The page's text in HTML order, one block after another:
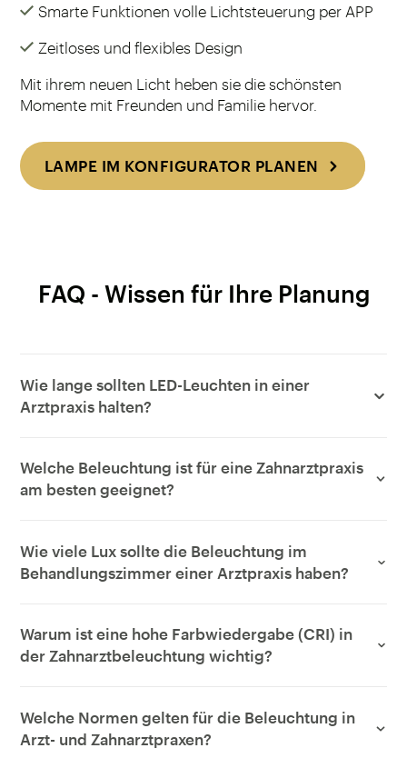
Smarte Funktionen volle Lichtsteuerung per APP
Zeitloses und flexibles Design
Mit ihrem neuen Licht heben sie die schönsten
Momente mit Freunden und Familie hervor.
LAMPE IM KONFIGURATOR PLANEN
FAQ - Wissen für Ihre Planung
Wie lange sollten LED-Leuchten in einer
Arztpraxis halten?
Welche Beleuchtung ist für eine Zahnarztpraxis
am besten geeignet?
Wie viele Lux sollte die Beleuchtung im
Behandlungszimmer einer Arztpraxis haben?
Warum ist eine hohe Farbwiedergabe (CRI) in
der Zahnarztbeleuchtung wichtig?
Welche Normen gelten für die Beleuchtung in
Arzt- und Zahnarztpraxen?